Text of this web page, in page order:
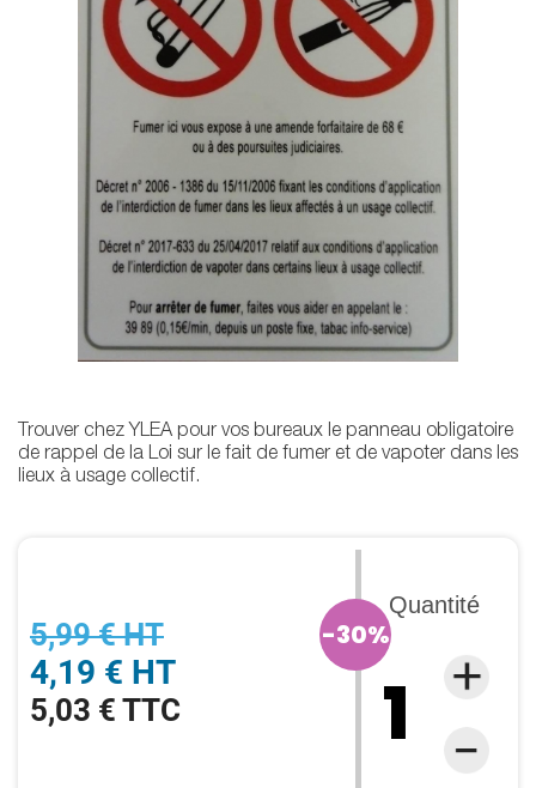
5,99 € HT
4,19 € HT
5,03 € TTC
-30%
Quantité
Trouver chez YLEA pour vos bureaux le panneau obligatoire
de rappel de la Loi sur le fait de fumer et de vapoter dans les
lieux à usage collectif.